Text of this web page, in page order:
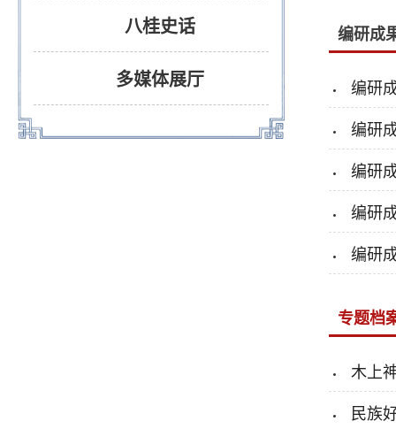
八桂史话
多媒体展厅
编研成
编研
编研
编研
编研
编研
专题档
木上
民族